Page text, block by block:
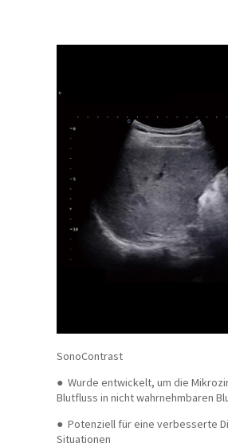
SonoContrast
● Wurde entwickelt, um die
Blutfluss in nicht wahrnehmbaren
● Potenziell für eine verbesserte
Situationen